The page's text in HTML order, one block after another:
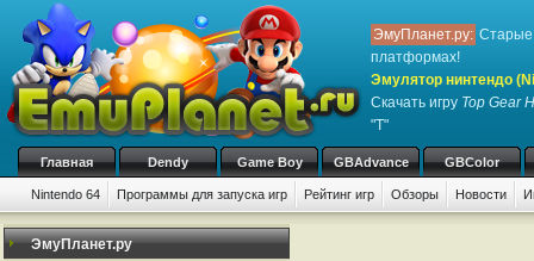
ЭмуПланет.ру: Старые
платформах!
Эмулятор нинтендо
Скачать игру Top Gear
"T"
Главная Dendy Game Boy GBAdvance GBColor
Nintendo 64 Программы для запуска игр Рейтинг игр Обзоры Новости
ЭмуПланет.ру